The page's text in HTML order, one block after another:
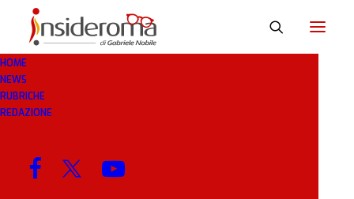
HOME
NEWS
RUBRICHE
REDAZIONE
MESE: OTTOBRE 2020
MENU